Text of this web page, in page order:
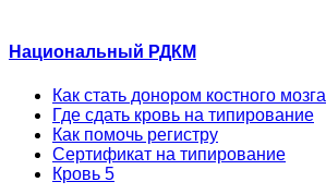
Национальный РДКМ
Как стать донором костного мозга
Где сдать кровь на типирование
Как помочь регистру
Сертификат на типирование
Кровь 5